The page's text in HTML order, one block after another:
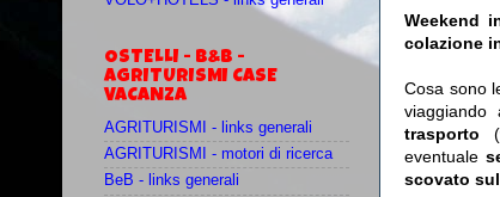
Weekend
colazione
Cosa sono
trasporto
eventuale
scovato
OSTELLI - B&B -
AGRITURISMI CASE
VACANZA
AGRITURISMI - links generali
AGRITURISMI - motori di ricerca
BeB - links generali